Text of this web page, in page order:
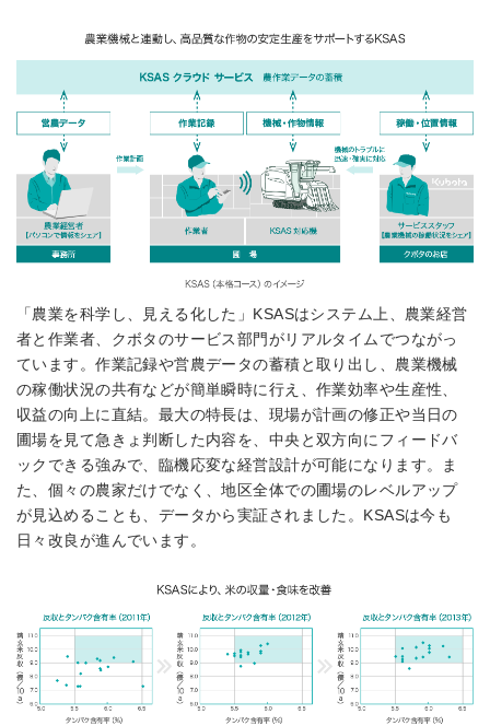
「農業を科学し、見える化した」KSASはシステム上、農業経営
者と作業者、クボタのサービス部門がリアルタイムでつながっ
ています。作業記録や営農データの蓄積と取り出し、農業機械
の稼働状況の共有などが簡単瞬時に行え、作業効率や生産性、
収益の向上に直結。最大の特長は、現場が計画の修正や当日の
圃場を見て急きょ判断した内容を、中央と双方向にフィードバ
ックできる強みで、臨機応変な経営設計が可能になります。ま
た、個々の農家だけでなく、地区全体での圃場のレベルアップ
が見込めることも、データから実証されました。KSASは今も
日々改良が進んでいます。